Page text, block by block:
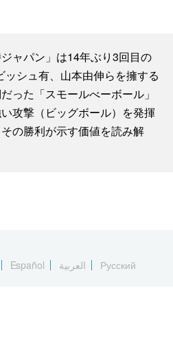
ャパン」は14年ぶり3回目の
シュ有、山本由伸らを擁する
った「スモールべーボール」
攻撃（ビッグボール）を発揮
の勝利が示す価値を読み解
Español العربية Русский